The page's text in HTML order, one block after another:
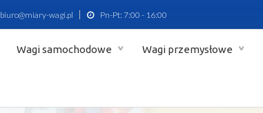
biuro@miary-wagi.pl Pn-Pt: 7:00 - 16:00
Wagi samochodowe Wagi przemysłowe